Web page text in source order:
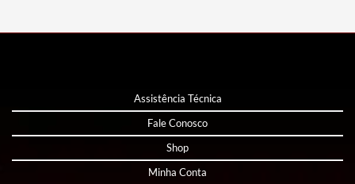
Assistência Técnica
Fale Conosco
Shop
Minha Conta